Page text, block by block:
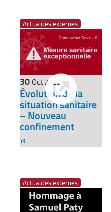
Actualités externes
30Oct 2020
Évolution de la
situation sanitaire
– Nouveau
confinement
Actualités externes